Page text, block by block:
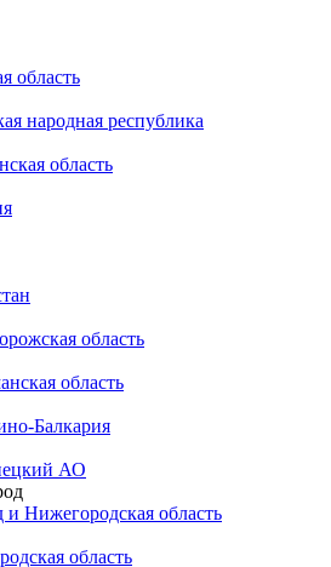
область
народная республика
область
область
область
Балкария
АО
Нижегородская область
область